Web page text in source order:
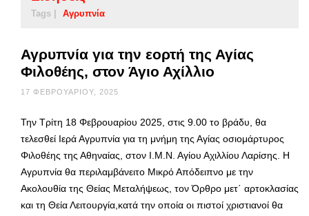
Tags | Αγρυπνία
Αγρυπνία για την εορτή της Αγίας
Φιλοθέης, στον Άγιο Αχίλλιο
17 ΦΕΒΡΟΥΑΡΊΟΥ, 2025
Την Τρίτη 18 Φεβρουαρίου 2025, στις 9.00 το βράδυ, θα
τελεσθεί Ιερά Αγρυπνία για τη μνήμη της Αγίας οσιομάρτυρος
Φιλοθέης της Αθηναίας, στον Ι.Μ.Ν. Αγίου Αχιλλίου Λαρίσης. Η
Αγρυπνία θα περιλαμβάνειτο Μικρό Απόδειπνο με την
Ακολουθία της Θείας Μεταλήψεως, τον Όρθρο μετ΄ αρτοκλασίας
και τη Θεία Λειτουργία,κατά την οποία οι πιστοί χριστιανοί θα